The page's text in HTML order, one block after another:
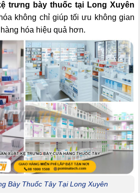
trưng bày thuốc tại Long Xuyên
không chỉ giúp tối ưu không gian
hóa hiệu quả hơn.
Bày Thuốc Tây Tại Long Xuyên